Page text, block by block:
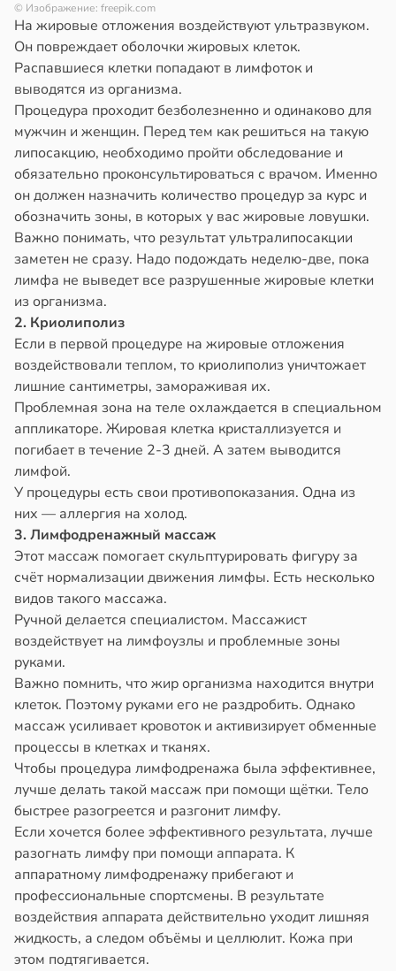
© Изображение: freepik.com
На жировые отложения воздействуют ультразвуком.
Он повреждает оболочки жировых клеток.
Распавшиеся клетки попадают в лимфоток и
выводятся из организма.
Процедура проходит безболезненно и одинаково для
мужчин и женщин. Перед тем как решиться на такую
липосакцию, необходимо пройти обследование и
обязательно проконсультироваться с врачом. Именно
он должен назначить количество процедур за курс и
обозначить зоны, в которых у вас жировые ловушки.
Важно понимать, что результат ультралипосакции
заметен не сразу. Надо подождать неделю-две, пока
лимфа не выведет все разрушенные жировые клетки
из организма.
2. Криолиполиз
Если в первой процедуре на жировые отложения
воздействовали теплом, то криолиполиз уничтожает
лишние сантиметры, замораживая их.
Проблемная зона на теле охлаждается в специальном
аппликаторе. Жировая клетка кристаллизуется и
погибает в течение 2-3 дней. А затем выводится
лимфой.
У процедуры есть свои противопоказания. Одна из
них — аллергия на холод.
3. Лимфодренажный массаж
Этот массаж помогает скульптурировать фигуру за
счёт нормализации движения лимфы. Есть несколько
видов такого массажа.
Ручной делается специалистом. Массажист
воздействует на лимфоузлы и проблемные зоны
руками.
Важно помнить, что жир организма находится внутри
клеток. Поэтому руками его не раздробить. Однако
массаж усиливает кровоток и активизирует обменные
процессы в клетках и тканях.
Чтобы процедура лимфодренажа была эффективнее,
лучше делать такой массаж при помощи щётки. Тело
быстрее разогреется и разгонит лимфу.
Если хочется более эффективного результата, лучше
разогнать лимфу при помощи аппарата. К
аппаратному лимфодренажу прибегают и
профессиональные спортсмены. В результате
воздействия аппарата действительно уходит лишняя
жидкость, а следом объёмы и целлюлит. Кожа при
этом подтягивается.